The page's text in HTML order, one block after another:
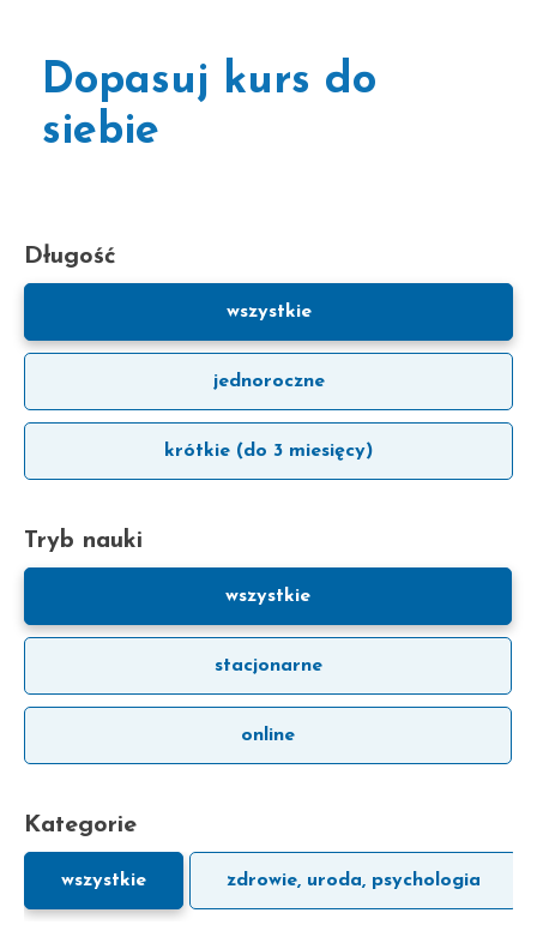
Dopasuj kurs do
siebie
Długość
wszystkie
jednoroczne
krótkie (do 3 miesięcy)
Tryb nauki
wszystkie
stacjonarne
online
Kategorie
wszystkie zdrowie, uroda, psychologia